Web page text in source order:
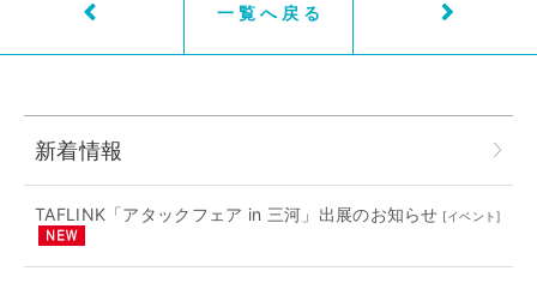
一覧へ戻る
新着情報
TAFLINK「アタックフェア in 三河」出展のお知らせ [イベント]